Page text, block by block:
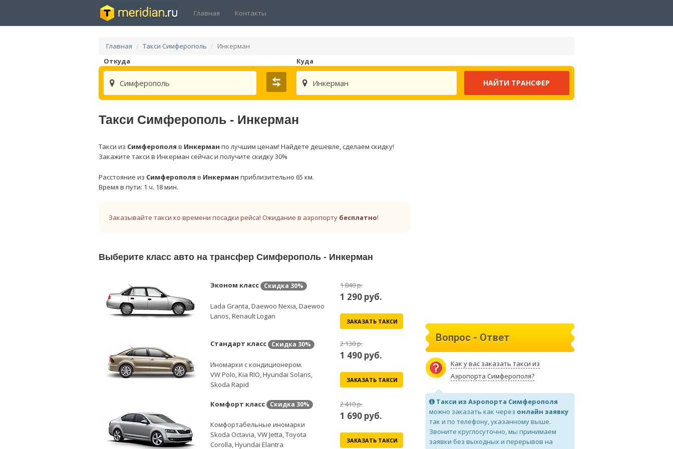
Главная Контакты
Главная Такси Симферополь
Инкерман
Откуда
Симферополь
Куда
Инкерман
Такси Симферополь - Инкерман
Такси из Симферополя в Инкерман по лучшим ценам! Найдете дешевле, сделаем скидку!
Закажите такси в Инкерман сейчас и получите скидку 30%
Расстояние из Симферополя в Инкерман приблизительно 65 км.
Время в пути: 1 ч. 18 мин.
Заказывайте такси ко времени посадки рейса! Ожидание в аэропорту бесплатно!
Выберите класс авто на трансфер Симферополь - Инкерман
Эконом класс Скидка 30%
Lada Granta, Daewoo Nexia, Daewoo
Lanos, Renault Logan
1 840 р.
1 290 руб.
ЗАКАЗАТЬ ТАКСИ
Стандарт класс Скидка 30%
Иномарки с кондиционером.
VW Polo, Kia RIO, Hyundai Solaris,
Skoda Rapid
2 130 р.
1 490 руб.
ЗАКАЗАТЬ ТАКСИ
Комфорт класс Скидка 30%
Комфортабельные иномарки
Skoda Octavia, VW Jetta, Toyota
Corolla, Hyundai Elantra
2 410 р.
1 690 руб.
ЗАКАЗАТЬ ТАКСИ
Вопрос - Ответ
Как у вас заказать такси из
Аэропорта Симферополя?
Такси из Аэропорта Симферополя
можно заказать как через онлайн заявку
так и по телефону, указанному выше.
Звоните круглосуточно, мы принимаем
заявки без выходных и перерывов на